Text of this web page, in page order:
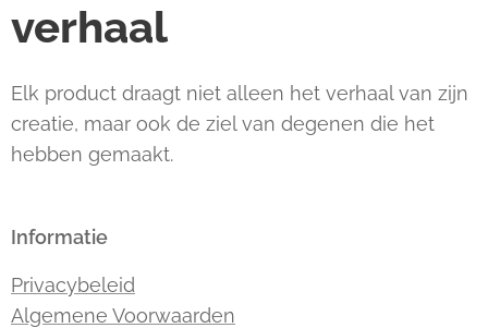
verhaal
Elk product draagt niet alleen het verhaal van zijn
creatie, maar ook de ziel van degenen die het
hebben gemaakt.
Informatie
Privacybeleid
Algemene Voorwaarden